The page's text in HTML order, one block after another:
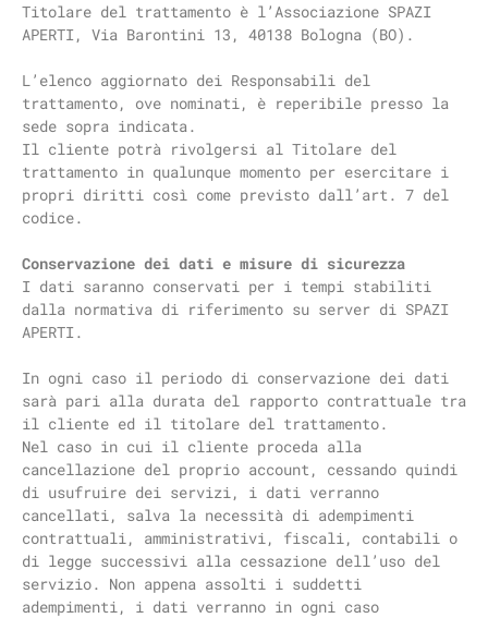
Titolare del trattamento è l’Associazione SPAZI
APERTI, Via Barontini 13, 40138 Bologna (BO).
L’elenco aggiornato dei Responsabili del
trattamento, ove nominati, è reperibile presso la
sede sopra indicata.
Il cliente potrà rivolgersi al Titolare del
trattamento in qualunque momento per esercitare i
propri diritti così come previsto dall’art. 7 del
codice.
Conservazione dei dati e misure di sicurezza
I dati saranno conservati per i tempi stabiliti
dalla normativa di riferimento su server di SPAZI
APERTI.
In ogni caso il periodo di conservazione dei dati
sarà pari alla durata del rapporto contrattuale tra
il cliente ed il titolare del trattamento.
Nel caso in cui il cliente proceda alla
cancellazione del proprio account, cessando quindi
di usufruire dei servizi, i dati verranno
cancellati, salva la necessità di adempimenti
contrattuali, amministrativi, fiscali, contabili o
di legge successivi alla cessazione dell’uso del
servizio. Non appena assolti i suddetti
adempimenti, i dati verranno in ogni caso